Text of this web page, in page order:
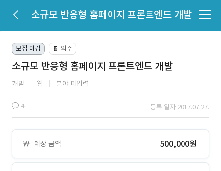
소규모 반응형 홈페이지 프론트엔드 개발
모집 마감 📔 외주
소규모 반응형 홈페이지 프론트엔드 개발
개발 웹 분야 미입력
4 등록 일자 2017.07.27.
예상 금액 500,000원